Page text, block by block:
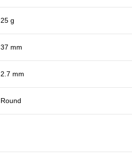
25 g
37 mm
2.7 mm
Round